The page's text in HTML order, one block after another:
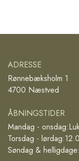
ADRESSE
Rønnebæksholm 1
4700 Næstved
ÅBNINGSTIDER
Mandag - onsdag:
Torsdag - lørdag:
Søndag & helligdage: